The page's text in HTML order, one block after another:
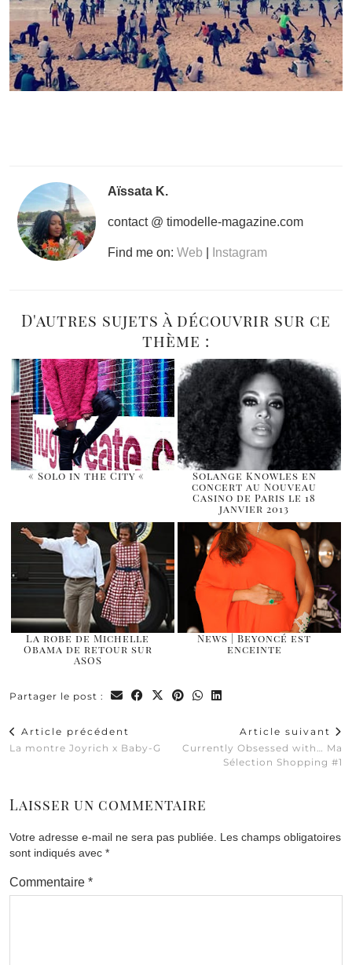
Aïssata K.
contact @ timodelle-magazine.com
Find me on: Web Instagram
D'autres sujets à découvrir sur ce
thème :
« Solo in the City «
Solange Knowles en
concert au Nouveau
Casino de Paris le 18
janvier 2013
La robe de Michelle
Obama de retour sur
ASOS
News | Beyoncé est
enceinte
Partager le post :
Article précédent
La montre Joyrich x Baby-G
Article suivant
Currently Obsessed with… Ma
Sélection Shopping #1
Laisser un commentaire
Votre adresse e-mail ne sera pas publiée. Les champs obligatoires
sont indiqués avec *
Commentaire *